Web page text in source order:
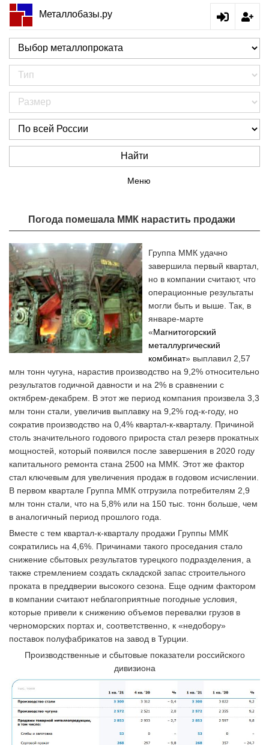
Металлобазы.ру
Найти
Меню
Погода помешала ММК нарастить продажи
Группа ММК удачно
завершила первый квартал,
но в компании считают, что
операционные результаты
могли быть и выше. Так, в
январе-марте
«Магнитогорский
металлургический
комбинат» выплавил 2,57
млн тонн чугуна, нарастив производство на 9,2% относительно
результатов годичной давности и на 2% в сравнении с
октябрем-декабрем. В этот же период компания произвела 3,3
млн тонн стали, увеличив выплавку на 9,2% год-к-году, но
сократив производство на 0,4% квартал-к-кварталу. Причиной
столь значительного годового прироста стал резерв прокатных
мощностей, который появился после завершения в 2020 году
капитального ремонта стана 2500 на ММК. Этот же фактор
стал ключевым для увеличения продаж в годовом исчислении.
В первом квартале Группа ММК отгрузила потребителям 2,9
млн тонн стали, что на 5,8% или на 150 тыс. тонн больше, чем
в аналогичный период прошлого года.
Вместе с тем квартал-к-кварталу продажи Группы ММК
сократились на 4,6%. Причинами такого проседания стало
снижение сбытовых результатов турецкого подразделения, а
также стремлением создать складской запас строительного
проката в преддверии высокого сезона. Еще одним фактором
в компании считают неблагоприятные погодные условия,
которые привели к снижению объемов перевалки грузов в
черноморских портах и, соответственно, к «недобору»
поставок полуфабрикатов на завод в Турции.
Производственные и сбытовые показатели российского
дивизиона